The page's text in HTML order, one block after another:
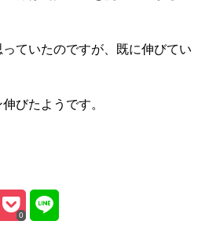
ていたのですが、既に伸びてい
びたようです。
0